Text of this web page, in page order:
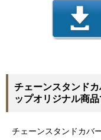
チェーンスタンド
ップオリジナル商品
チェーンスタンドカバ